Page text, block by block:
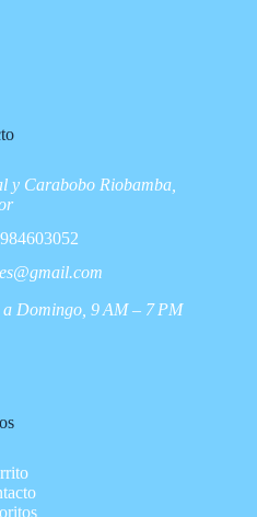
y Carabobo Riobamba,
a Domingo, 9 AM – 7 PM